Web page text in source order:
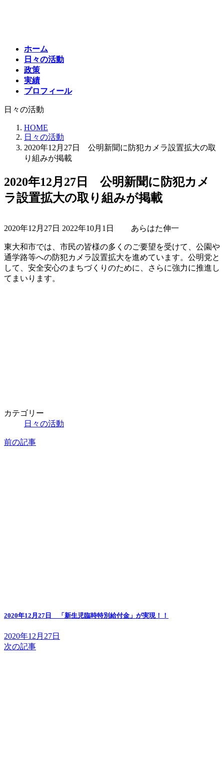
ホーム
日々の活動
政策
実績
プロフィール
日々の活動
HOME
日々の活動
2020年12月27日 公明新聞に防犯カメラ設置拡大の取
り組みが掲載
2020年12月27日 公明新聞に防犯カメ
ラ設置拡大の取り組みが掲載
2020年12月27日 終
更
新
日
時
2022年10月1日 あらはた伸一
東大和市では、市民の皆様の多くのご要望を受けて、公園や
通学路等への防犯カメラ設置拡大を進めています。公明党と
して、安全安心のまちづくりのために、さらに強力に推進し
てまいります。
カテゴリー
日々の活動
前の記事
2020年12月27日 「新生児臨時特別給付金」が実現！！
2020年12月27日
次の記事